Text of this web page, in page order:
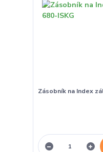
Zásobník na Index